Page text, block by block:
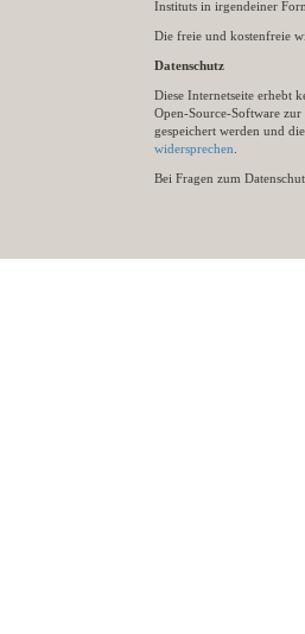
Instituts in irgendeiner
Die freie und kostenfreie
Datenschutz
Diese Internetseite erhebt
Open-Source-Software
gespeichert werden und
widersprechen
Bei Fragen zum